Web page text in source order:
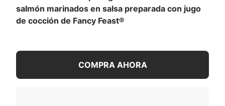
salmón marinados en salsa preparada con jugo
de cocción de Fancy Feast®
COMPRA AHORA